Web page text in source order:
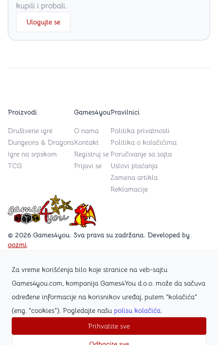
Za vreme korišćenja bilo koje stranice na veb-sajtu
Games4you.com, kompanija Games4You d.o.o. može da sačuva
određene informacije na korisnikov uređaj, putem "kolačića"
(eng. "cookies"). Pogledajte našu polisu kolačića.
Prihvatite sve
kupili i probali.
Ulogujte se
Games4you logo
© 2026 Games4you. Sva prava su zadržana. Developed by
oozmi.
Posetite Facebook stranicu /Games4you.rs
Zapratite Instagram profil @games4yours
Proizvodi
Društvene igre
Dungeons & Dragons
Igre na srpskom
TCG
Games4you
O nama
Kontakt
Registruj se
Prijavi se
Pravilnici
Politika privatnosti
Politika o kolačićima
Poručivanje sa sajta
Uslovi plaćanja
Zamena artikla
Reklamacije